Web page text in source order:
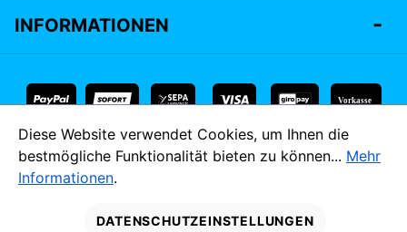
INFORMATIONEN
Vorkasse
* Alle Preise inkl. gesetzl. Mehrwertsteuer zzgl.
Versandkosten
und ggf. Nachnahmegebühren, wenn nicht anders angegeben.
Diese Website verwendet Cookies, um Ihnen die
bestmögliche Funktionalität bieten zu können... Mehr
Informationen.
DATENSCHUTZEINSTELLUNGEN